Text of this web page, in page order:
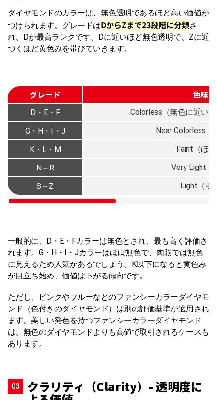
ダイヤモンドのカラーは、無色透明であるほど高い価値が
つけられます。グレードはDからZまで23段階に分類さ
れ、Dが最高ランクです。Dに近いほど無色透明で、Zに近
づくほど黄色みを帯びていきます。
グレード 色味
D・E・F Colorless（無色に近い
G・H・I・J Near Colorless
K・L・M Faint（ほ
N～R Very Light（
S～Z Light（明
一般的に、D・E・Fカラーは無色とされ、最も高く評価さ
れます。G・H・I・Jカラーはほぼ無色で、肉眼では無色
に見えるため人気があるでしょう。K以下になると黄色み
が目立ち始め、価値は下がる傾向です。
ただし、ピンクやブルーなどのファンシーカラーダイヤモ
ンド（色付きのダイヤモンド）は別の評価基準が適用され
ます。美しい発色を持つファンシーカラーダイヤモンド
は、無色のダイヤモンドよりも高値で取引されるケースも
あります。
クラリティ（Clarity）- 透明度に